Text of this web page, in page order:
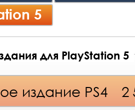
5
для PlayStation 5
издание PS4 2